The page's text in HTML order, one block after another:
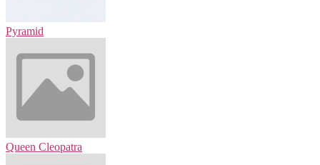
Pyramid
Queen Cleopatra